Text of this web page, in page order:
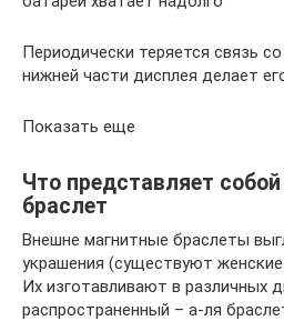
Периодически теряется связь
нижней части дисплея делает
Показать еще
Что представляет
браслет
Внешне магнитные браслеты
украшения (существуют
Их изготавливают в различных
распространенный – а-ля